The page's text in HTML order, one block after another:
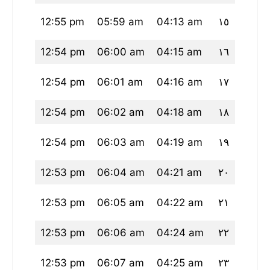
١٥ 04:13 am
05:59 am
12:55 pm
١٦ 04:15 am
06:00 am
12:54 pm
١٧ 04:16 am
06:01 am
12:54 pm
١٨ 04:18 am
06:02 am
12:54 pm
١٩ 04:19 am
06:03 am
12:54 pm
٢٠ 04:21 am
06:04 am
12:53 pm
٢١ 04:22 am
06:05 am
12:53 pm
٢٢ 04:24 am
06:06 am
12:53 pm
٢٣ 04:25 am
06:07 am
12:53 pm